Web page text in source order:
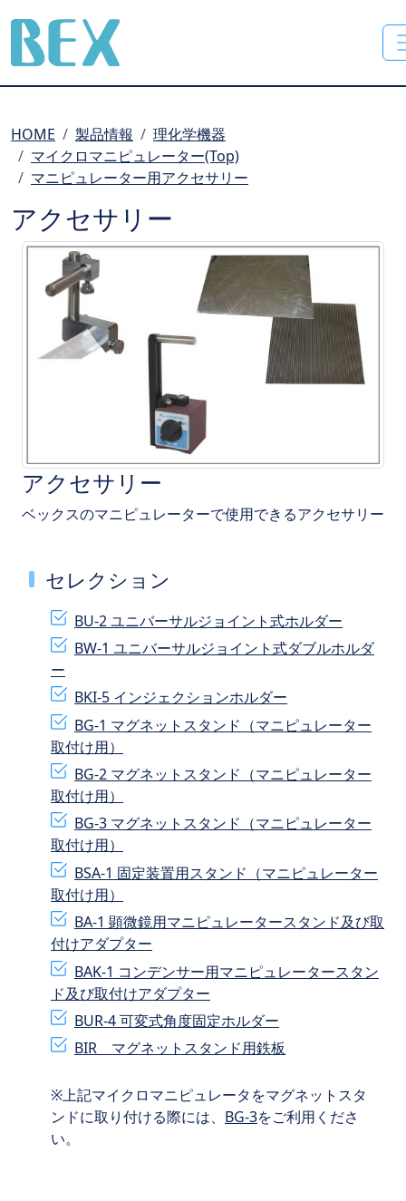
HOME 製品情報
理化学機器
マイクロマニピュレーター(Top)
マニピュレーター用アクセサリー
アクセサリー
アクセサリー
ベックスのマニピュレーターで使用できるアクセサリー
セレクション
BU-2 ユニバーサルジョイント式ホルダー
BW-1 ユニバーサルジョイント式ダブルホルダ
ー
BKI-5 インジェクションホルダー
BG-1 マグネットスタンド（マニピュレーター
取付け用）
BG-2 マグネットスタンド（マニピュレーター
取付け用）
BG-3 マグネットスタンド（マニピュレーター
取付け用）
BSA-1 固定装置用スタンド（マニピュレーター
取付け用）
BA-1 顕微鏡用マニピュレータースタンド及び取
付けアダプター
BAK-1 コンデンサー用マニピュレータースタン
ド及び取付けアダプター
BUR-4 可変式角度固定ホルダー
BIR マグネットスタンド用鉄板
上記マイクロマニピュレータをマグネットスタ
ンドに取り付ける際には、 BG-3をご利用くださ
い。